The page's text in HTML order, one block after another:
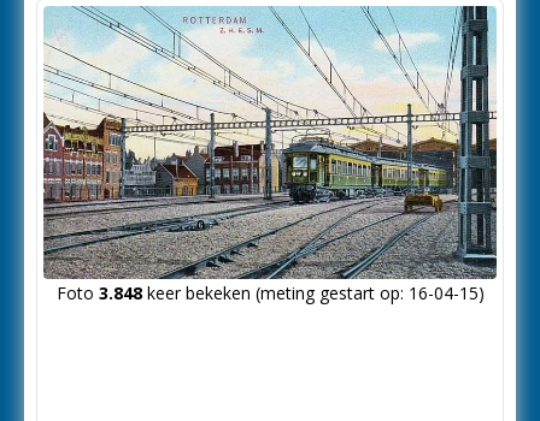
Foto 3.848keer bekeken (meting gestart op: 16-04-15)